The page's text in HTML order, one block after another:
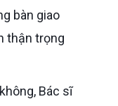
bàn giao
thận trọng